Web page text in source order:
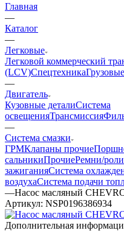
Главная
—
Каталог
—
Легковые
Легковой коммерческий
(LCV)СпецтехникаГрузовые
—
Двигатель
Кузовные деталиСистема
освещенияТрансмиссия
—
Система смазки
ГРМКлапаны прочие
сальникиПрочиеРемни/
зажиганияСистема
воздухаСистема подачи
—Насос масляный
Артикул: NSP0196386934
Дополнительная